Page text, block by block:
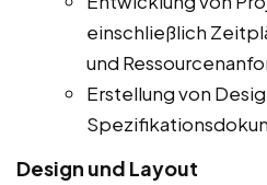
einschließlich
und
Erstellung von
Design und Layout